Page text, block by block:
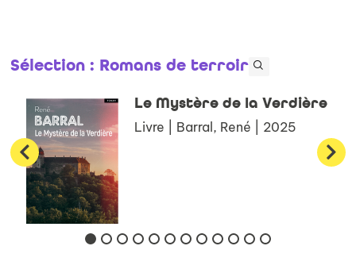
Sélection : Romans de terroir
Le Mystère de la Verdière
Livre | Barral, René | 2025